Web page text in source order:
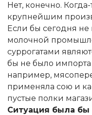
Нет, конечно.
крупнейшим
Если бы сегодня
молочной
суррогатами
бы не было
например,
применяла сою и
пустые полки
Ситуация была бы